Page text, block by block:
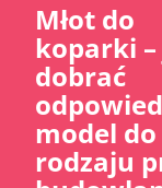
Młot do
koparki
dobrać
model do
rodzaju